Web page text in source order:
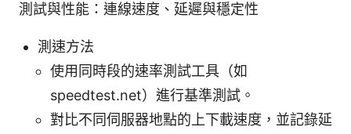
測試與性能：連線速度、延遲與穩定性
測速方法
使用同時段的速率測試工具（如
speedtest.net）進行基準測試。
對比不同伺服器地點的上下載速度，並記錄延